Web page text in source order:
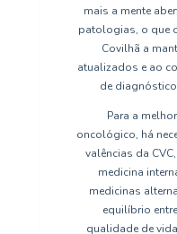
mais a mente
patologias, o que
Covilhã a
atualizados e ao
de
Para a
oncológico, há
valências da
medicina
medicinas
equilíbrio
qualidade de